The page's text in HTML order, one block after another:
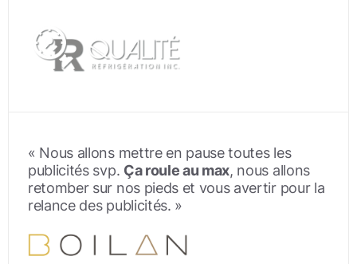
« Nous allons mettre en pause toutes les
publicités svp. Ça roule au max, nous allons
retomber sur nos pieds et vous avertir pour la
relance des publicités. »